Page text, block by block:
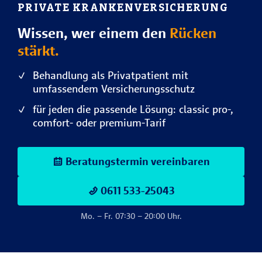
PRIVATE KRANKEN­VERSICHERUNG
Wissen, wer einem den Rücken
stärkt.
Behandlung als Privatpatient mit
umfassendem Versicherungsschutz
für jeden die passende Lösung: classic pro-,
comfort- oder premium-Tarif
Beratungstermin vereinbaren
0611 533-25043
Mo. – Fr. 07:30 – 20:00 Uhr.